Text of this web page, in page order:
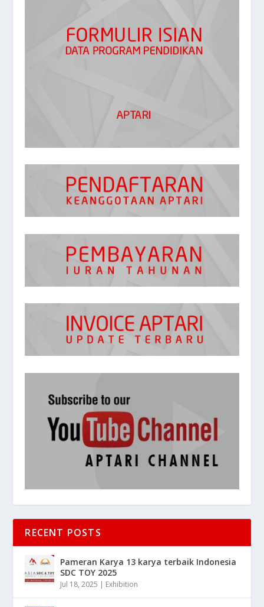
RECENT POSTS
Pameran Karya 13 karya terbaik Indonesia
SDC TOY 2025
Jul 18, 2025 | Exhibition